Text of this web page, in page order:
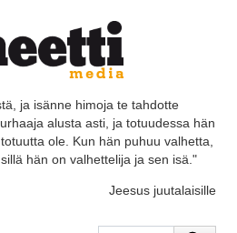
ja isänne himoja te tahdotte
alusta asti, ja totuudessa hän
ole. Kun hän puhuu valhetta,
hän on valhettelija ja sen isä."
Jeesus juutalaisille